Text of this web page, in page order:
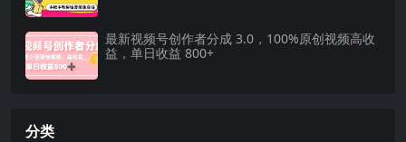
最新视频号创作者分成 3.0，100%原创视频高收
益，单日收益 800+
分类